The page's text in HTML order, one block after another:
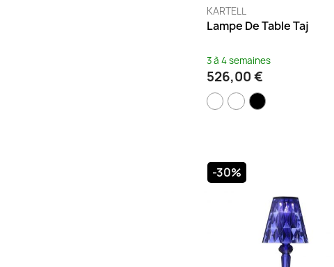
KARTELL
Lampe De Table Taj
3 à 4 semaines
526,00 €
-30%